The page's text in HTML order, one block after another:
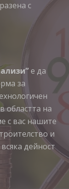
с
е да
за
областта на
с вас нашите
и
дейност